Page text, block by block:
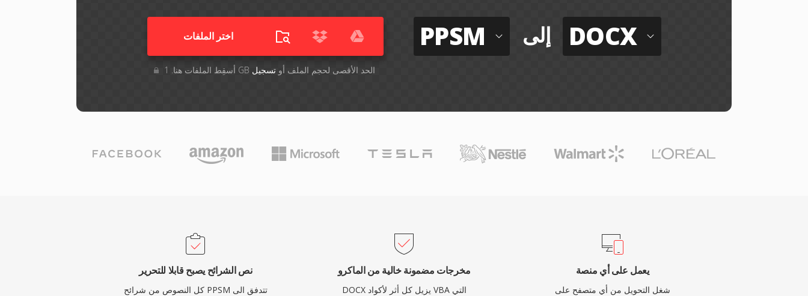
اختر الملفات
أسقِط الملفات هنا. 1 GB الحد الأقصى لحجم الملف أوتسجيل
PPSM إلى DOCX
نص الشرائح يصبح قابلا للتحرير
كل النصوص من شرائح PPSM تتدفق الى
مخرجات مضمونة خالية من الماكرو
DOCX يزيل كل أثر لأكواد VBA التي
يعمل على أي منصة
شغل التحويل من أي متصفح على